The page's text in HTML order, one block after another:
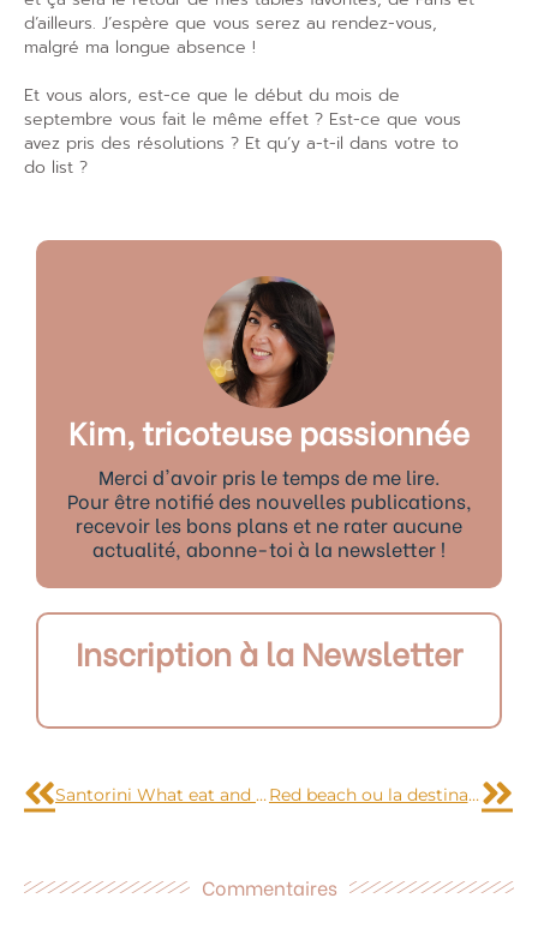
d’ailleurs. J’espère que vous serez au rendez-vous,
malgré ma longue absence !
Et vous alors, est-ce que le début du mois de
septembre vous fait le même effet ? Est-ce que vous
avez pris des résolutions ? Et qu’y a-t-il dans votre to
do list ?
Kim, tricoteuse passionnée
Merci d'avoir pris le temps de me lire.
Pour être notifié des nouvelles publications,
recevoir les bons plans et ne rater aucune
actualité, abonne-toi à la newsletter !
Inscription à la Newsletter
Santorini What eat and tested restaurants at Fira Red beach ou la destination survendue
Commentaires